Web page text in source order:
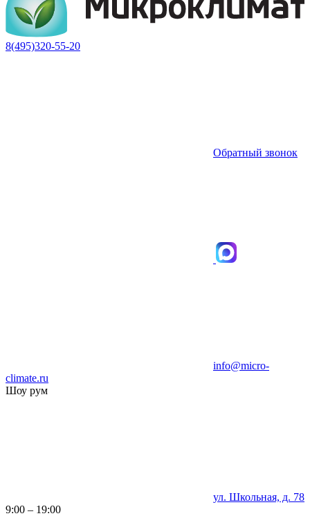
8(495)320-55-20
Обратный звонок
info@micro-
climate.ru
Шоу рум
ул. Школьная, д. 78
9:00 – 19:00